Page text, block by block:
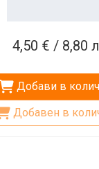
4,50 € / 8,80
Добави в
Добавен в